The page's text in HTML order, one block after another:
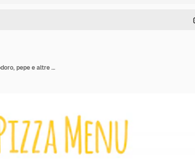
Modello di menu di pizza vegetariana, margherita con pomodoro, pepe e altre verdure